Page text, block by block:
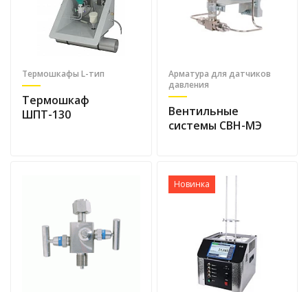
Термошкафы L-тип
Термошкаф
ШПТ-130
Арматура для датчиков
давления
Вентильные
системы СВН-МЭ
Новинка